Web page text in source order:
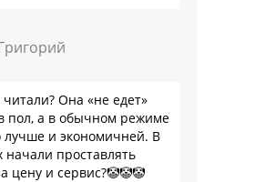
читали? Она «не едет»
пол, а в обычном режиме
лучше и экономичней. В
начали проставлять
цену и сервис?🤡🤡🤡